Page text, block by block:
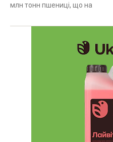
млн тонн пшениці, що на